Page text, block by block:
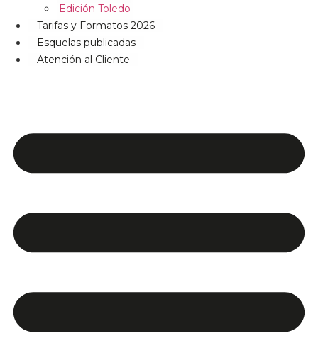
Edición Toledo
Tarifas y Formatos 2026
Esquelas publicadas
Atención al Cliente